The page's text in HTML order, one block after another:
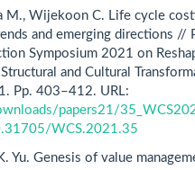
M., Wijekoon C. Life cycle
and emerging directions //
Symposium 2021 on
and Cultural
Pp. 403–412. URL:
papers21/
WCS.2021.35
Yu. Genesis of value